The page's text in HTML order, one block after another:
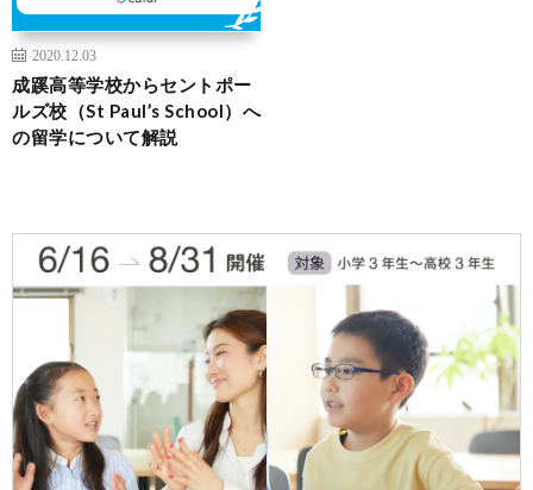
2020.12.03
成蹊高等学校からセントポー
ルズ校（St Paul’s School）へ
の留学について解説